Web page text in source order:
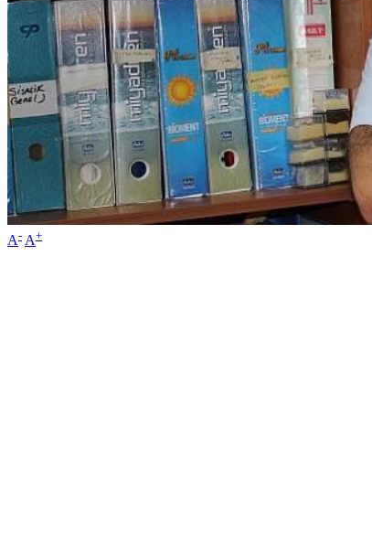
A- A+